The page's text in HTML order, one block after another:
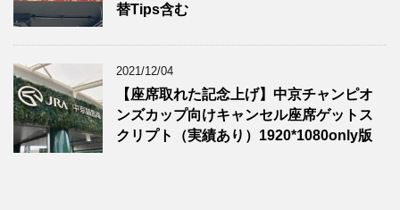
替Tips含む
2021/12/04
【座席取れた記念上げ】中京チャンピオ
ンズカップ向けキャンセル座席ゲットス
クリプト（実績あり）1920*1080only版